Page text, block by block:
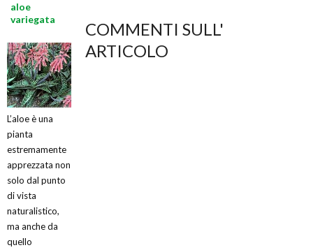
aloe
variegata
L’aloe è una
pianta
estremamente
apprezzata non
solo dal punto
di vista
naturalistico,
ma anche da
quello
COMMENTI SULL'
ARTICOLO